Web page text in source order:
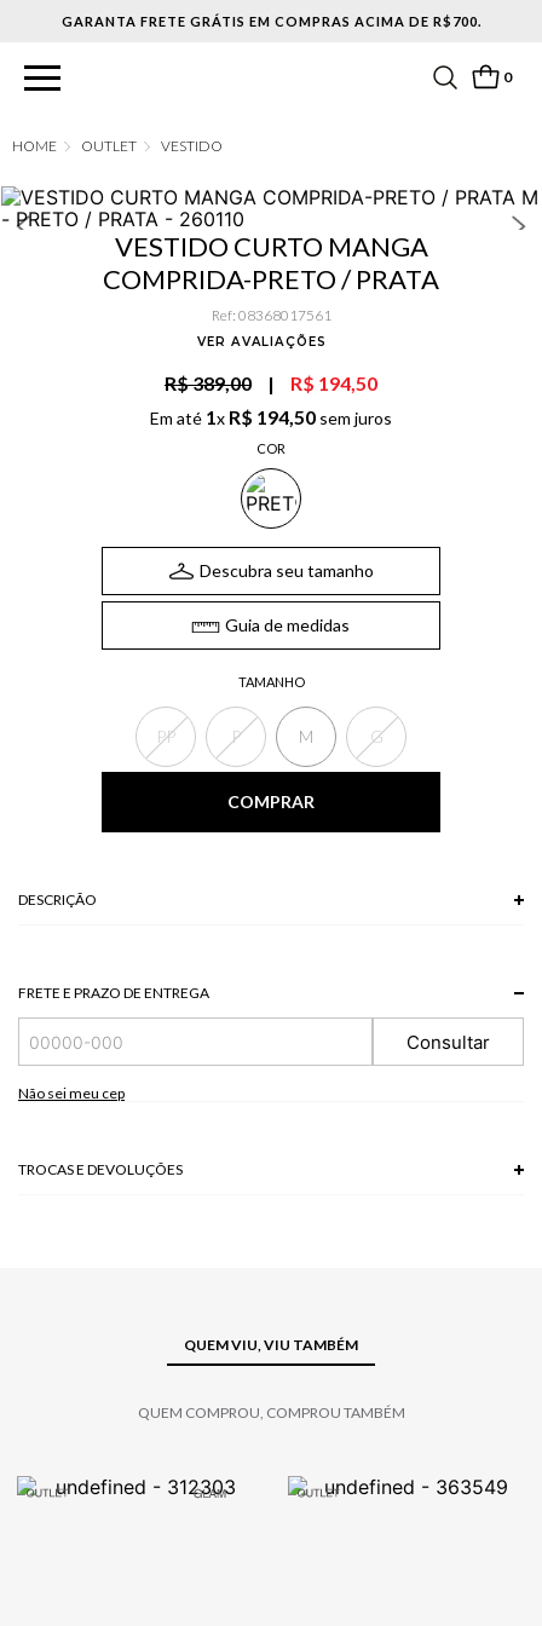
0
OUTLET VESTIDO
VESTIDO CURTO MANGA
COMPRIDA-PRETO / PRATA
Ref: 08368017561
VER AVALIAÇÕES
R$ 389,00 | R$ 194,50
Em até 1x R$ 194,50 sem juros
COR
TAMANHO
PP P M G
Descubra seu tamanho
Guia de medidas
COMPRAR
DESCRIÇÃO
FRETE E PRAZO DE ENTREGA
Consultar
Não sei meu cep
TROCAS E DEVOLUÇÕES
QUEM VIU, VIU TAMBÉM
QUEM COMPROU, COMPROU TAMBÉM